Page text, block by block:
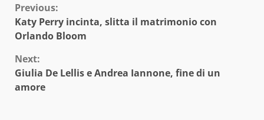
Continue
Reading
Previous:
Katy Perry incinta, slitta il matrimonio con
Orlando Bloom
Next:
Giulia De Lellis e Andrea Iannone, fine di un
amore